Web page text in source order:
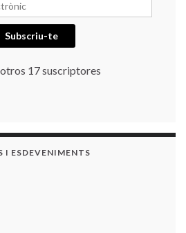
Subscriu-te
17 suscriptores
I ESDEVENIMENTS